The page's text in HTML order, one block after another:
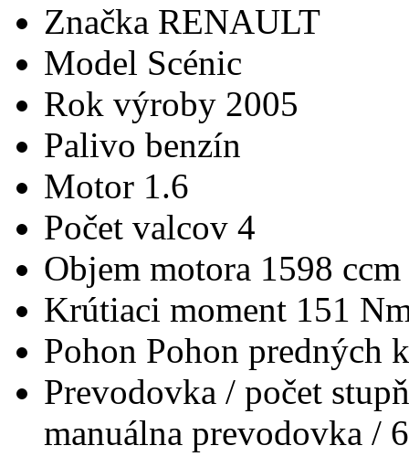
Značka RENAULT
Model Scénic
Rok výroby 2005
Palivo benzín
Motor 1.6
Počet valcov 4
Objem motora 1598 ccm
Krútiaci moment 151
Pohon Pohon predných
Prevodovka / počet
manuálna prevodovka / 6